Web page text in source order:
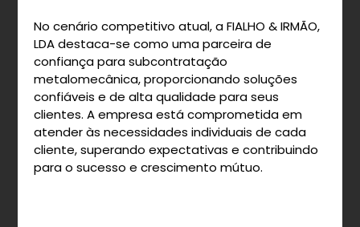
No cenário competitivo atual, a FIALHO & IRMÃO,
LDA destaca-se como uma parceira de
confiança para subcontratação
metalomecânica, proporcionando soluções
confiáveis e de alta qualidade para seus
clientes. A empresa está comprometida em
atender às necessidades individuais de cada
cliente, superando expectativas e contribuindo
para o sucesso e crescimento mútuo.